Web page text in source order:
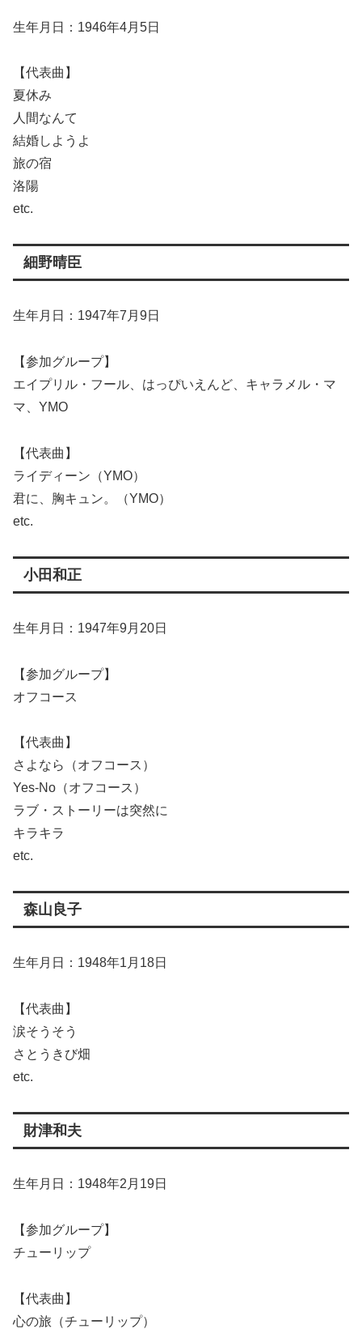
生年月日：1946年4月5日
【代表曲】
夏休み
人間なんて
結婚しようよ
旅の宿
洛陽
etc.
細野晴臣
生年月日：1947年7月9日
【参加グループ】
エイプリル・フール、はっぴいえんど、キャラメル・マ
マ、YMO
【代表曲】
ライディーン（YMO）
君に、胸キュン。（YMO）
etc.
小田和正
生年月日：1947年9月20日
【参加グループ】
オフコース
【代表曲】
さよなら（オフコース）
Yes-No（オフコース）
ラブ・ストーリーは突然に
キラキラ
etc.
森山良子
生年月日：1948年1月18日
【代表曲】
涙そうそう
さとうきび畑
etc.
財津和夫
生年月日：1948年2月19日
【参加グループ】
チューリップ
【代表曲】
心の旅（チューリップ）